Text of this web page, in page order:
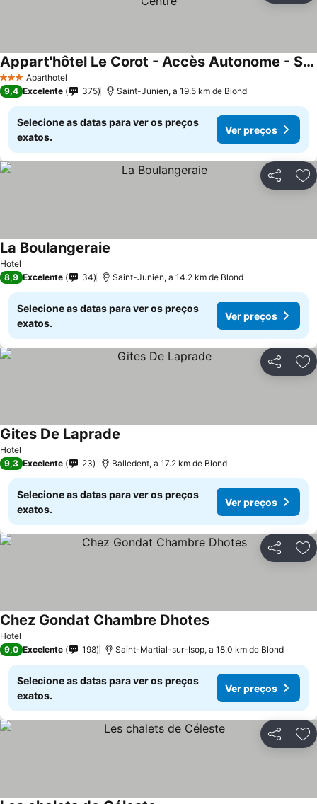
3 EstrelasAparthotel
Appart'hôtel Le Corot - Accès Autonome - Saint-Junien Centre
9,4 Excelente 375 Saint-Junien, a 19.5 km de Blond
Selecione as datas para ver os preços
exatos.
Ver preços
Partilhar
Hotel
La Boulangeraie
8,9 Excelente 34 Saint-Junien, a 14.2 km de Blond
Selecione as datas para ver os preços
exatos.
Ver preços
Partilhar
Hotel
Gites De Laprade
9,3 Excelente 23 Balledent, a 17.2 km de Blond
Selecione as datas para ver os preços
exatos.
Ver preços
Partilhar
Hotel
Chez Gondat Chambre Dhotes
9,0 Excelente 198 Saint-Martial-sur-Isop, a 18.0 km de Blond
Selecione as datas para ver os preços
exatos.
Ver preços
Partilhar